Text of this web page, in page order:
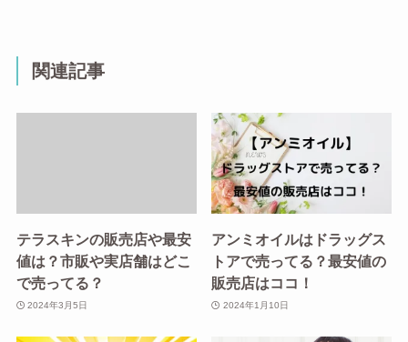
関連記事
テラスキンの販売店や最安
値は？市販や実店舗はどこ
で売ってる？
2024年3月5日
アンミオイルはドラッグス
トアで売ってる？最安値の
販売店はココ！
2024年1月10日